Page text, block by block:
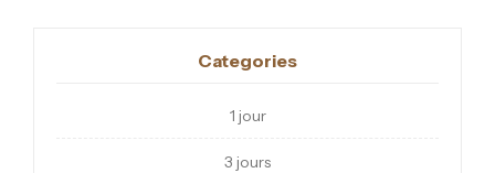
Categories
1 jour
3 jours